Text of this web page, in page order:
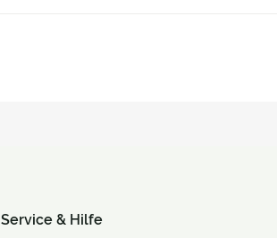
Service & Hilfe